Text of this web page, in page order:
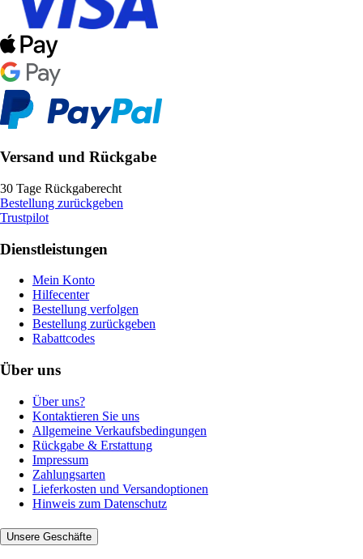
Versand und Rückgabe
30 Tage Rückgaberecht
Bestellung zurückgeben
Trustpilot
Dienstleistungen
Mein Konto
Hilfecenter
Bestellung verfolgen
Bestellung zurückgeben
Rabattcodes
Über uns
Über uns?
Kontaktieren Sie uns
Allgemeine Verkaufsbedingungen
Rückgabe & Erstattung
Impressum
Zahlungsarten
Lieferkosten und Versandoptionen
Hinweis zum Datenschutz
Unsere Geschäfte